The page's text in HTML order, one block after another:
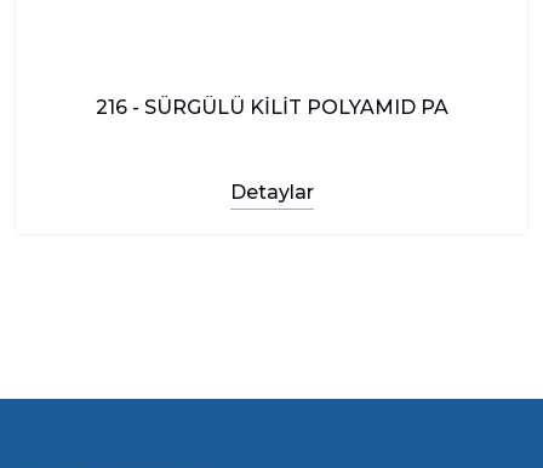
216 - SÜRGÜLÜ KİLİT POLYAMID PA
Detaylar